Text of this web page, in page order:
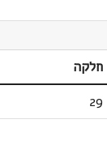
חלקה
29